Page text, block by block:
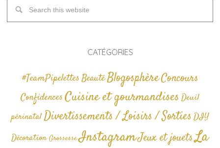
CATÉGORIES
#TeamPipelettesBeautéBlogosphèreConcours
Confidences Cuisine et gourmandises Deuil
périnatalDivertissements / Loisirs / SortiesDIY
Décoration GrossesseInstagramJeux et jouetsLa